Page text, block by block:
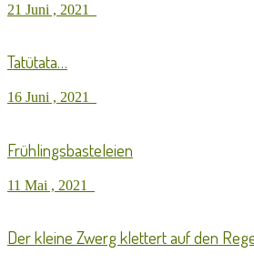
21 Juni , 2021
Tatütata…
16 Juni , 2021
Frühlingsbasteleien
11 Mai , 2021
Der kleine Zwerg klettert auf den